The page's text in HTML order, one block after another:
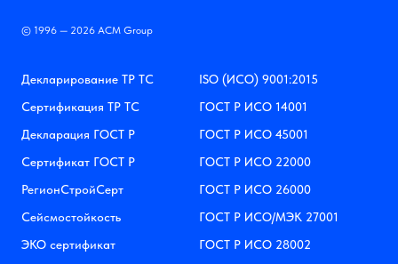
© 1996 — 2026 АСМ Group
Декларирование ТР ТС
Сертификация ТР ТС
Декларация ГОСТ Р
Сертификат ГОСТ Р
РегионСтройСерт
Сейсмостойкость
ЭКО сертификат
ISO (ИСО) 9001:2015
ГОСТ Р ИСО 14001
ГОСТ Р ИСО 45001
ГОСТ Р ИСО 22000
ГОСТ Р ИСО 26000
ГОСТ Р ИСО/МЭК 27001
ГОСТ Р ИСО 28002